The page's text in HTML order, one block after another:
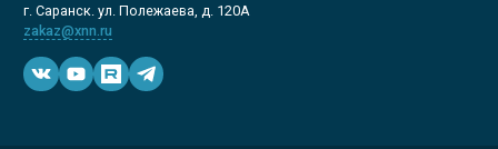
г. Саранск. ул. Полежаева, д. 120А
zakaz@xnn.ru